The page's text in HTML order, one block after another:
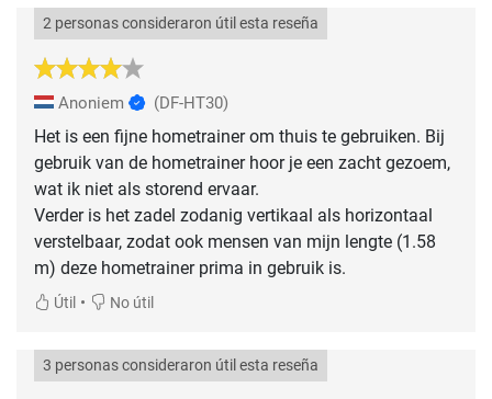
2 personas consideraron útil esta reseña
Anoniem (DF-HT30)
Het is een fijne hometrainer om thuis te gebruiken. Bij
gebruik van de hometrainer hoor je een zacht gezoem,
wat ik niet als storend ervaar.
Verder is het zadel zodanig vertikaal als horizontaal
verstelbaar, zodat ook mensen van mijn lengte (1.58
m) deze hometrainer prima in gebruik is.
Útil • No útil
3 personas consideraron útil esta reseña